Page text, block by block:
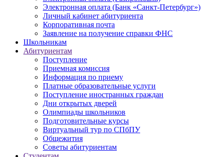
Электронная оплата (Банк «Санкт-Петербург»)
Личный кабинет абитуриента
Корпоративная почта
Заявление на получение справки ФНС
Школьникам
Абитуриентам
Поступление
Приемная комиссия
Информация по приему
Платные образовательные услуги
Поступление иностранных граждан
Дни открытых дверей
Олимпиады школьников
Подготовительные курсы
Виртуальный тур по СПбПУ
Общежития
Советы абитуриентам